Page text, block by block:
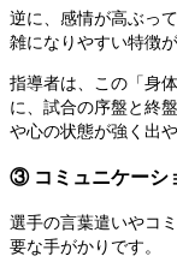
逆に、感情が高ぶっ
雑になりやすい特徴が
指導者は、この「身
に、試合の序盤と終
や心の状態が強く出
③ コミュニケーシ
選手の言葉遣いやコ
要な手がかりです。